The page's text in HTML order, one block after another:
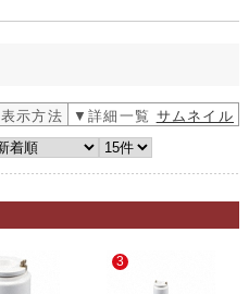
表示方法 ▼詳細一覧 サムネイル
3